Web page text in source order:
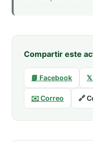
Compartir este
📘 Facebook 𝕏
✉️ Correo 🔗